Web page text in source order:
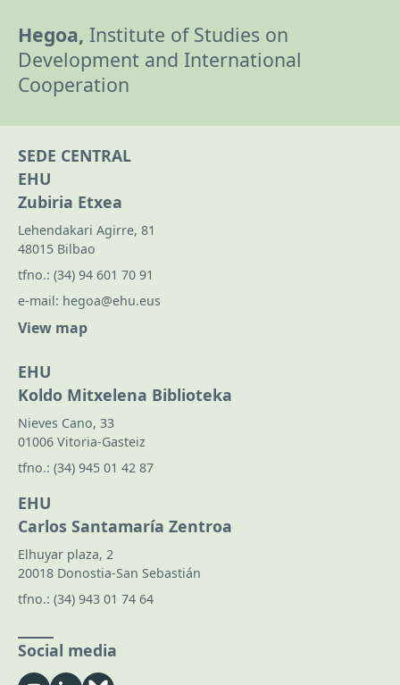
Hegoa, Institute of Studies on
Development and International
Cooperation
SEDE CENTRAL
EHU
Zubiria Etxea
Lehendakari Agirre, 81
48015 Bilbao
tfno.: (34) 94 601 70 91
e-mail: hegoa@ehu.eus
View map
EHU
Koldo Mitxelena Biblioteka
Nieves Cano, 33
01006 Vitoria-Gasteiz
tfno.: (34) 945 01 42 87
EHU
Carlos Santamaría Zentroa
Elhuyar plaza, 2
20018 Donostia-San Sebastián
tfno.: (34) 943 01 74 64
Social media